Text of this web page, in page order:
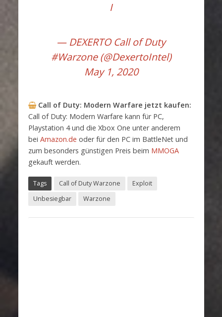
I
— DEXERTO Call of Duty
#Warzone (@DexertoIntel)
May 1, 2020
Call of Duty: Modern Warfare jetzt kaufen:
Call of Duty: Modern Warfare kann für PC,
Playstation 4 und die Xbox One unter anderem
bei Amazon.de oder für den PC im BattleNet und
zum besonders günstigen Preis beim MMOGA
gekauft werden.
Tags Call of Duty Warzone
Exploit
Unbesiegbar
Warzone